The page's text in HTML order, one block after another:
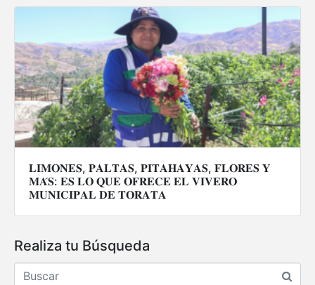
𝐋𝐈𝐌𝐎𝐍𝐄𝐒, 𝐏𝐀𝐋𝐓𝐀𝐒, 𝐏𝐈𝐓𝐀𝐇𝐀𝐘𝐀𝐒, 𝐅𝐋𝐎𝐑𝐄𝐒 𝐘
𝐌𝐀́𝐒: 𝐄𝐒 𝐋𝐎 𝐐𝐔𝐄 𝐎𝐅𝐑𝐄𝐂𝐄 𝐄𝐋 𝐕𝐈𝐕𝐄𝐑𝐎
𝐌𝐔𝐍𝐈𝐂𝐈𝐏𝐀𝐋 𝐃𝐄 𝐓𝐎𝐑𝐀𝐓𝐀
Realiza tu Búsqueda